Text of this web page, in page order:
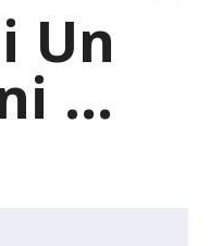
Un
...